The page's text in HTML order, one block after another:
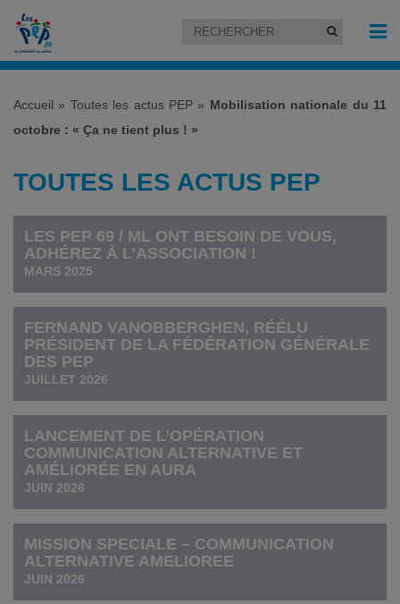
Accueil » Toutes les actus PEP » Mobilisation nationale du 11
octobre : « Ça ne tient plus ! »
TOUTES LES ACTUS PEP
LES PEP 69 / ML ONT BESOIN DE VOUS,
ADHÉREZ À L’ASSOCIATION !
MARS 2025
FERNAND VANOBBERGHEN, RÉÉLU
PRÉSIDENT DE LA FÉDÉRATION GÉNÉRALE
DES PEP
JUILLET 2026
LANCEMENT DE L’OPÉRATION
COMMUNICATION ALTERNATIVE ET
AMÉLIORÉE EN AURA
JUIN 2026
MISSION SPECIALE – COMMUNICATION
ALTERNATIVE AMELIOREE
JUIN 2026